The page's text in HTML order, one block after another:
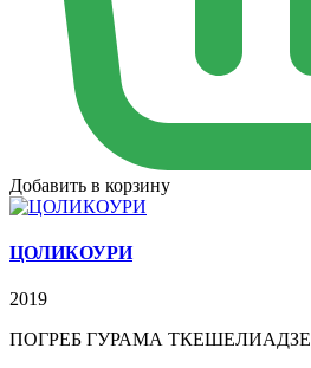
Добавить в корзину
ЦОЛИКОУРИ
2019
ПОГРЕБ ГУРАМА ТКЕШЕЛИАДЗЕ